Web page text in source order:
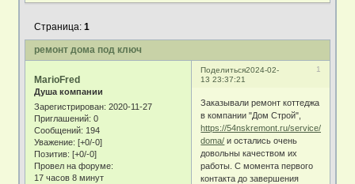
ремонт дома под ключ
Страница:1
Поделиться 1
2024-02-
13 23:37:21
MarioFred
Душа компании
Зарегистрирован: 2020-11-27
Приглашений: 0
Сообщений: 194
Уважение: [+0/-0]
Позитив: [+0/-0]
Провел на форуме:
17 часов 8 минут
Заказывали ремонт коттеджа
в компании "Дом Строй",
https://54nskremont.ru/service/remont-
doma/ и остались очень
довольны качеством их
работы. С момента первого
контакта до завершения